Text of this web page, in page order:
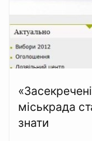
міськрада
знати